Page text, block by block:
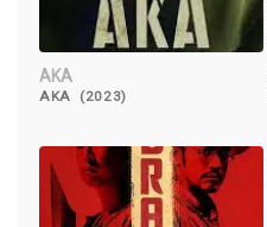
AKA
AKA (2023)